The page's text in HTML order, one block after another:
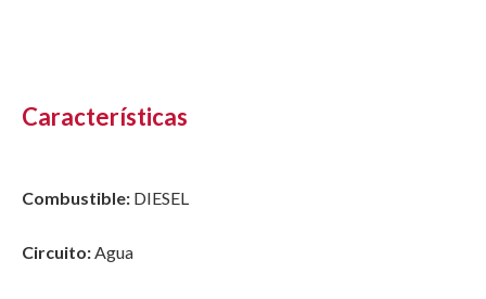
Características
Combustible: DIESEL
Circuito:Agua